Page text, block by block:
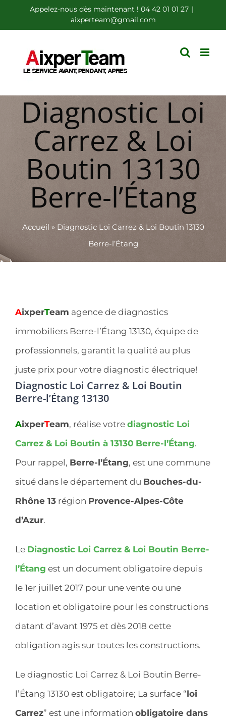
au
contenu
Appelez-nous dès maintenant ! 04 42 01 01 27 |
aixperteam@gmail.com
Diagnostic Loi
Carrez & Loi
Boutin 13130
Berre-l’Étang
Accueil » Diagnostic Loi Carrez & Loi Boutin 13130
Berre-l’Étang
AixperTeam agence de diagnostics
immobiliers Berre-l’Étang 13130, équipe de
professionnels, garantit la qualité au plus
juste prix pour votre diagnostic électrique!
Diagnostic Loi Carrez & Loi Boutin
Berre-l’Étang 13130
AixperTeam, réalise votre diagnostic Loi
Carrez & Loi Boutin à 13130 Berre-l’Étang.
Pour rappel, Berre-l’Étang, est une commune
situé dans le département du Bouches-du-
Rhône 13 région Provence-Alpes-Côte
d’Azur.
Le Diagnostic Loi Carrez & Loi Boutin Berre-
l’Étang est un document obligatoire depuis
le 1er juillet 2017 pour une vente ou une
location et obligatoire pour les constructions
datant d’avant 1975 et dès 2018 cette
obligation agis sur toutes les constructions.
Le diagnostic Loi Carrez & Loi Boutin Berre-
l’Étang 13130 est obligatoire; La surface “loi
Carrez” est une information obligatoire dans